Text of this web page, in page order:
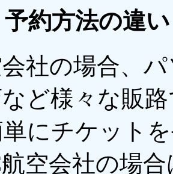
約方法の違
社の場合、
ど様々な販
にチケット
空会社の場